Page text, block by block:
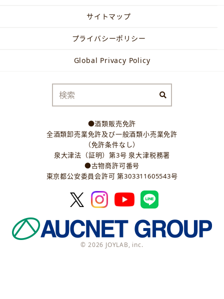
サイトマップ
プライバシーポリシー
Global Privacy Policy
●酒類販売免許
全酒類卸売業免許及び一般酒類小売業免許
（免許条件なし）
泉大津法（証明）第3号 泉大津税務署
●古物商許可番号
東京都公安委員会許可 第303311605543号
© 2026 JOYLAB, inc.